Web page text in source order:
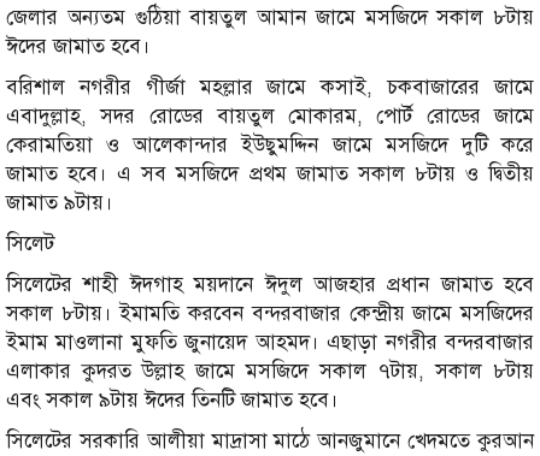
জেলার অন্যতম গুঠিয়া বায়তুল আমান জামে মসজিদে সকাল ৮টায়
ঈদের জামাত হবে।
বরিশাল নগরীর গীর্জা মহল্লার জামে কসাই, চকবাজারের জামে
এবাদুল্লাহ, সদর রোডের বায়তুল মোকারম, পোর্ট রোডের জামে
কেরামতিয়া ও আলেকান্দার ইউছুমদ্দিন জামে মসজিদে দুটি করে
জামাত হবে। এ সব মসজিদে প্রথম জামাত সকাল ৮টায় ও দ্বিতীয়
জামাত ৯টায়।
সিলেট
সিলেটের শাহী ঈদগাহ ময়দানে ঈদুল আজহার প্রধান জামাত হবে
সকাল ৮টায়। ইমামতি করবেন বন্দরবাজার কেন্দ্রীয় জামে মসজিদের
ইমাম মাওলানা মুফতি জুনায়েদ আহমদ। এছাড়া নগরীর বন্দরবাজার
এলাকার কুদরত উল্লাহ জামে মসজিদে সকাল ৭টায়, সকাল ৮টায়
এবং সকাল ৯টায় ঈদের তিনটি জামাত হবে।
সিলেটের সরকারি আলীয়া মাদ্রাসা মাঠে আনজুমানে খেদমতে কুরআন